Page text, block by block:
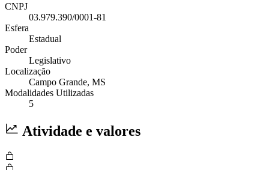
CNPJ
03.979.390/0001-81
Esfera
Estadual
Poder
Legislativo
Localização
Campo Grande, MS
Modalidades Utilizadas
5
Atividade e valores